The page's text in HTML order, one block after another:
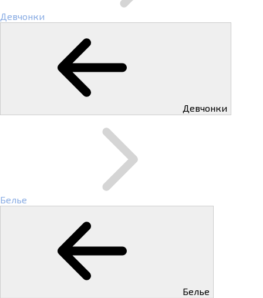
Девчонки
Девчонки
Белье
Белье